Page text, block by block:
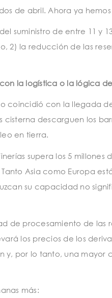
de abril. Ahora ya
suministro de entre 11 y
2) la reducción de las
la logística o la lógica
coincidió con la llegada
cisterna descarguen los
en tierra.
supera los 5 millones
Asia como Europa
su capacidad no
de procesamiento de las
los precios de los
y, por lo tanto, una
más: